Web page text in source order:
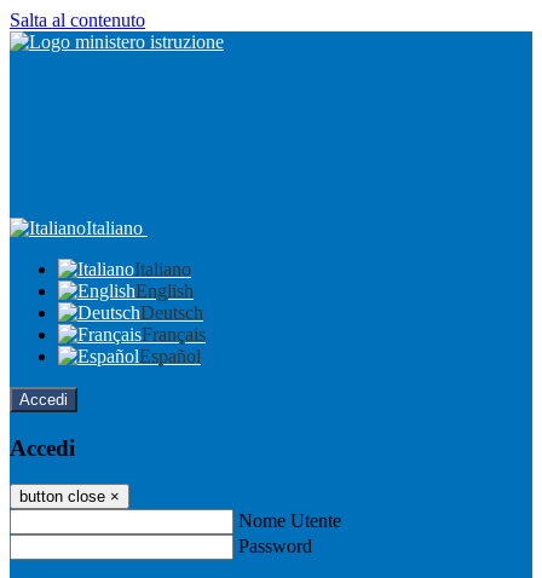
Salta al contenuto
Italiano
Italiano
English
Deutsch
Français
Español
Accedi
Accedi
button close ×
Nome Utente
Password